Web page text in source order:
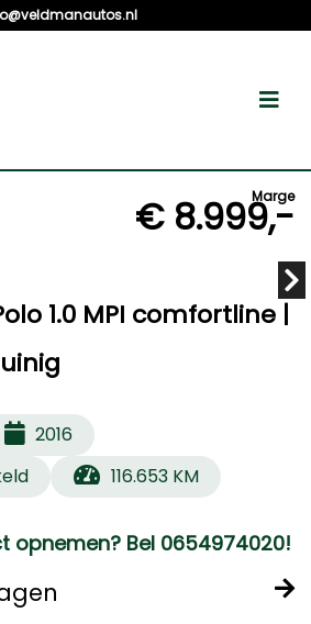
Marge
€ 8.999,-
1.0 MPI comfortline |
2016
116.653 KM
opnemen? Bel 0654974020!